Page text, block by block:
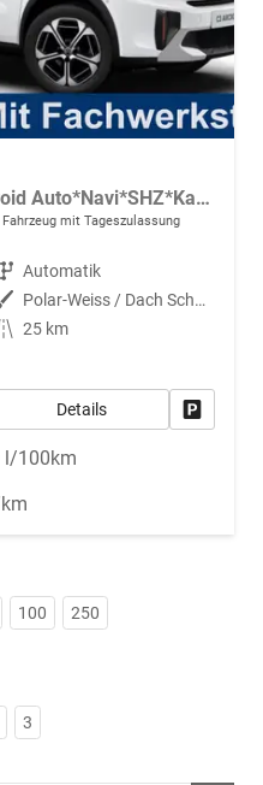
MAX Hybrid 145 6AT Android Auto*Navi*SHZ*Kamera*Totwinkel*Keyless*17"*Klimaauto
Fahrzeug mit Tageszulassung
Getriebe Automatik
Außenfarbe
Polar-Weiss / Dach Schwarz
Kilometerstand 25 km
Details
l/100km
100 250
3